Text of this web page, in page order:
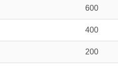
600
400
200